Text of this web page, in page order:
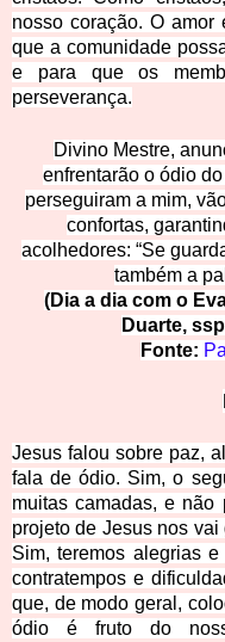
nosso coração. O amor
que a comunidade
e para que os
perseverança.
Divino Mestre,
enfrentarão o ódio
perseguiram a mim,
confortas,
acolhedores: “Se
também a
(Dia a dia com o
Duarte,
Fonte:
Jesus falou sobre paz,
fala de ódio. Sim, o
muitas camadas, e não
projeto de Jesus nos
Sim, teremos alegrias
contratempos e
que, de modo geral,
ódio é fruto do